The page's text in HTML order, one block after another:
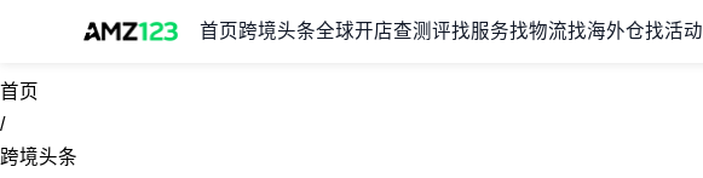
首页 跨境头条全球开店查测评找服务找物流找海外仓找活动
首页
/
跨境头条